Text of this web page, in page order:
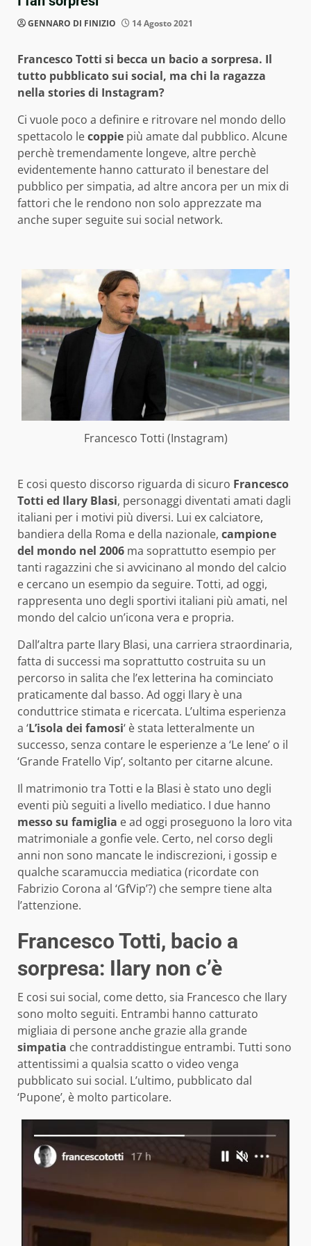
GENNARO DI FINIZIO 14 Agosto 2021
Francesco Totti si becca un bacio a sorpresa. Il
tutto pubblicato sui social, ma chi la ragazza
nella stories di Instagram?
Ci vuole poco a definire e ritrovare nel mondo dello
spettacolo lecoppie più amate dal pubblico. Alcune
perchè tremendamente longeve, altre perchè
evidentemente hanno catturato il benestare del
pubblico per simpatia, ad altre ancora per un mix di
fattori che le rendono non solo apprezzate ma
anche super seguite sui social network.
Francesco Totti (Instagram)
E cosi questo discorso riguarda di sicuro Francesco
Totti ed Ilary Blasi, personaggi diventati amati dagli
italiani per i motivi più diversi. Lui ex calciatore,
bandiera della Roma e della nazionale, campione
del mondo nel 2006 ma soprattutto esempio per
tanti ragazzini che si avvicinano al mondo del calcio
e cercano un esempio da seguire. Totti, ad oggi,
rappresenta uno degli sportivi italiani più amati, nel
mondo del calcio un’icona vera e propria.
Dall’altra parte Ilary Blasi, una carriera straordinaria,
fatta di successi ma soprattutto costruita su un
percorso in salita che l’ex letterina ha cominciato
praticamente dal basso. Ad oggi Ilary è una
conduttrice stimata e ricercata. L’ultima esperienza
a ‘L’isola dei famosi‘ è stata letteralmente un
successo, senza contare le esperienze a ‘Le Iene’ o il
‘Grande Fratello Vip’, soltanto per citarne alcune.
Il matrimonio tra Totti e la Blasi è stato uno degli
eventi più seguiti a livello mediatico. I due hanno
messo su famiglia e ad oggi proseguono la loro vita
matrimoniale a gonfie vele. Certo, nel corso degli
anni non sono mancate le indiscrezioni, i gossip e
qualche scaramuccia mediatica (ricordate con
Fabrizio Corona al ‘GfVip’?) che sempre tiene alta
l’attenzione.
Francesco Totti, bacio a
sorpresa: Ilary non c’è
E cosi sui social, come detto, sia Francesco che Ilary
sono molto seguiti. Entrambi hanno catturato
migliaia di persone anche grazie alla grande
simpatia che contraddistingue entrambi. Tutti sono
attentissimi a qualsia scatto o video venga
pubblicato sui social. L’ultimo, pubblicato dal
‘Pupone’, è molto particolare.